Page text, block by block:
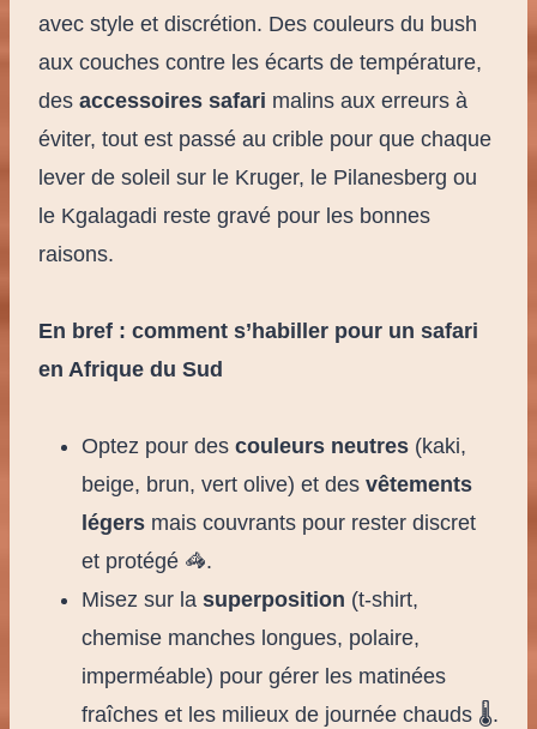
avec style et discrétion. Des couleurs du bush
aux couches contre les écarts de température,
des accessoires safari malins aux erreurs à
éviter, tout est passé au crible pour que chaque
lever de soleil sur le Kruger, le Pilanesberg ou
le Kgalagadi reste gravé pour les bonnes
raisons.
En bref : comment s’habiller pour un safari
en Afrique du Sud
Optez pour des couleurs neutres (kaki,
beige, brun, vert olive) et des vêtements
légers mais couvrants pour rester discret
et protégé 🦓.
Misez sur la superposition (t-shirt,
chemise manches longues, polaire,
imperméable) pour gérer les matinées
fraîches et les milieux de journée chauds 🌡️.